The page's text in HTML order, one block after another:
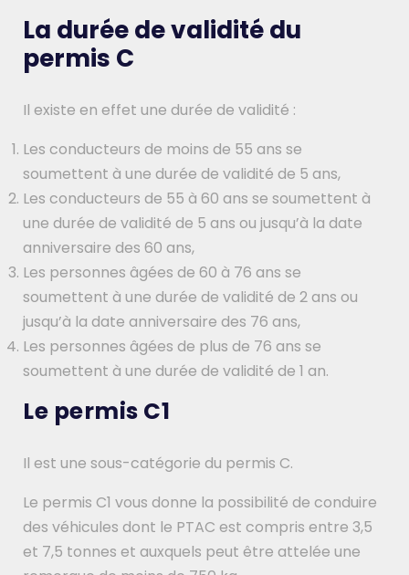
La durée de validité du
permis C
Il existe en effet une durée de validité :
Les conducteurs de moins de 55 ans se
soumettent à une durée de validité de 5 ans,
Les conducteurs de 55 à 60 ans se soumettent à
une durée de validité de 5 ans ou jusqu’à la date
anniversaire des 60 ans,
Les personnes âgées de 60 à 76 ans se
soumettent à une durée de validité de 2 ans ou
jusqu’à la date anniversaire des 76 ans,
Les personnes âgées de plus de 76 ans se
soumettent à une durée de validité de 1 an.
Le permis C1
Il est une sous-catégorie du permis C.
Le permis C1 vous donne la possibilité de conduire
des véhicules dont le PTAC est compris entre 3,5
et 7,5 tonnes et auxquels peut être attelée une